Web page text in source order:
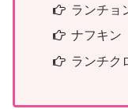
ランチョ
ナフキン
ランチク